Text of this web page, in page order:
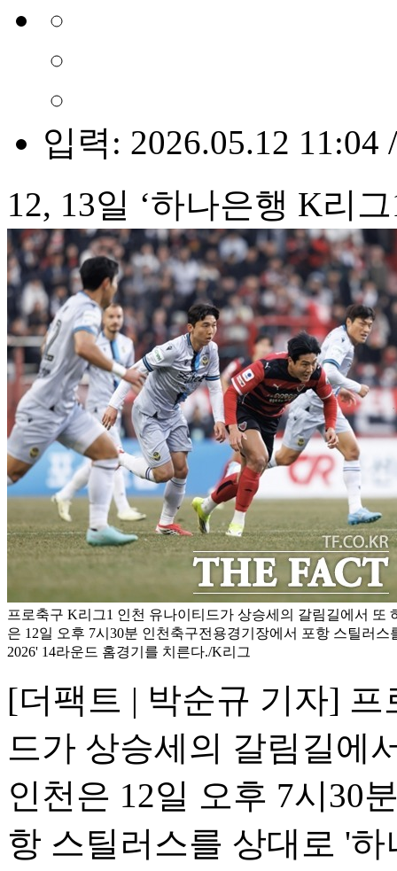
입력: 2026.05.12 11:04
12, 13일 ‘하나은행 K리
프로축구 K리그1 인천 유나이티드가 상승세의 갈림길에서 또
은 12일 오후 7시30분 인천축구전용경기장에서 포항 스틸러
2026' 14라운드 홈경기를 치른다./K리그
[더팩트 | 박순규 기자]
드가 상승세의 갈림길에
인천은 12일 오후 7시30
항 스틸러스를 상대로 '